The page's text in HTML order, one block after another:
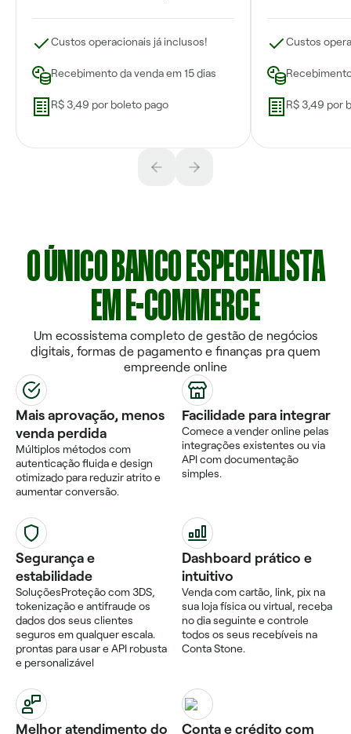
Custos operacionais já inclusos!
Recebimento da venda em 15 dias
R$ 3,49 por boleto pago
Custos
R$ 3,49 por
O ÚNICO BANCO ESPECIALISTA
EM E-COMMERCE
Um ecossistema completo de gestão de negócios
digitais, formas de pagamento e finanças pra quem
empreende online
Mais aprovação, menos
venda perdida
Múltiplos métodos com
autenticação fluida e design
otimizado para reduzir atrito e
aumentar conversão.
Facilidade para integrar
Comece a vender online pelas
integrações existentes ou via
API com documentação
simples.
Segurança e
estabilidade
SoluçõesProteção com 3DS,
tokenização e antifraude os
dados dos seus clientes
seguros em qualquer escala.
prontas para usar e API robusta
e personalizável
Dashboard prático e
intuitivo
Venda com cartão, link, pix na
sua loja física ou virtual, receba
no dia seguinte e controle
todos os seus recebíveis na
Conta Stone.
Melhor atendimento do
Conta e crédito com